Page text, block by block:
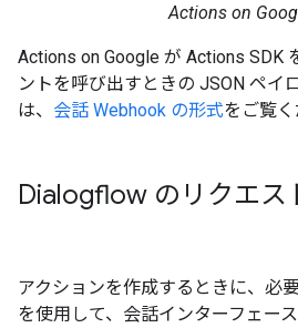
Actions on
Actions on Google が Actions SDK
ントを呼び出すときの JSON ペイ
は、 会話 Webhook の形式をご覧く
Dialogflow のリクエス
アクションを作成するときに、必
を使用して、会話インターフェー